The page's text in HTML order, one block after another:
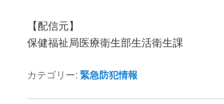
【配信元】
保健福祉局医療衛生部生活衛生課
カテゴリー:緊急防犯情報